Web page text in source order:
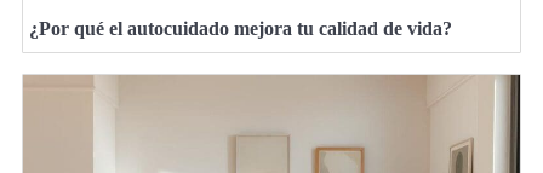
¿Por qué el autocuidado mejora tu calidad de vida?